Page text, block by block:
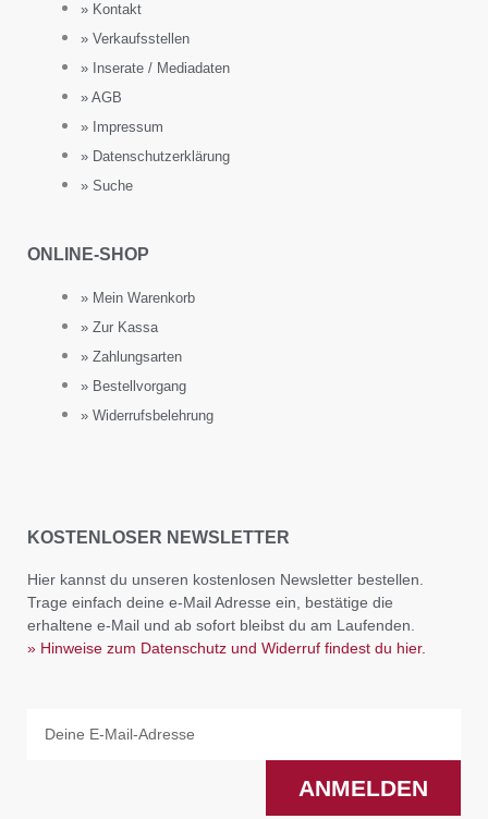
» Kontakt
» Verkaufsstellen
» Inserate / Mediadaten
» AGB
» Impressum
» Datenschutzerklärung
» Suche
ONLINE-SHOP
» Mein Warenkorb
» Zur Kassa
» Zahlungsarten
» Bestellvorgang
» Widerrufsbelehrung
KOSTENLOSER NEWSLETTER
Hier kannst du unseren kostenlosen Newsletter bestellen.
Trage einfach deine e-Mail Adresse ein, bestätige die
erhaltene e-Mail und ab sofort bleibst du am Laufenden.
» Hinweise zum Datenschutz und Widerruf findest du hier.
ANMELDEN